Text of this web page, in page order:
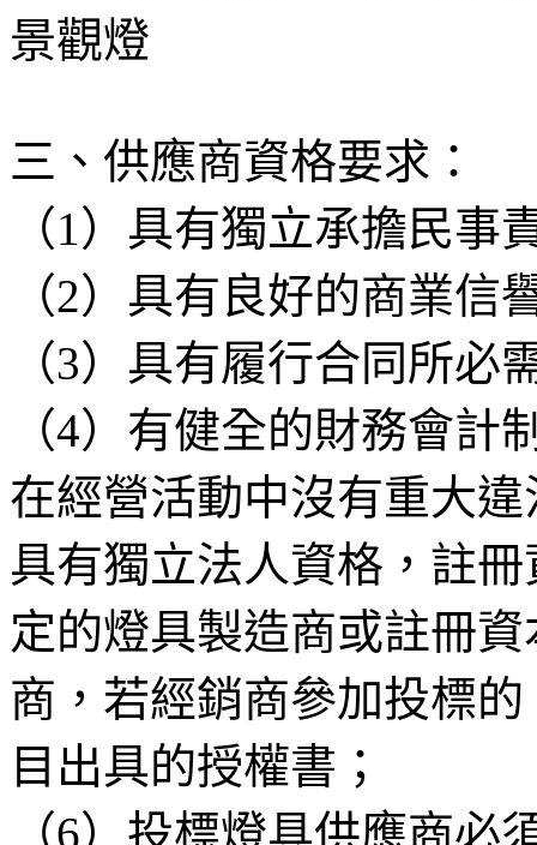
景觀燈
三、供應商資格要求：
（1）具有獨立承擔民事
（2）具有良好的商業信
（3）具有履行合同所必
（4）有健全的財務會
在經營活動中沒有重大
具有獨立法人資格，註
定的燈具製造商或註冊
商，若經銷商參加投標
目出具的授權書；
（6）投標燈具供應商